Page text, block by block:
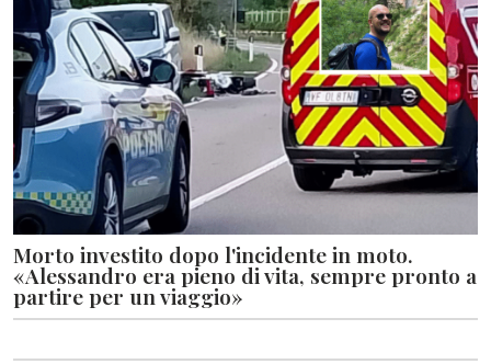
Morto investito dopo l'incidente in moto.
«Alessandro era pieno di vita, sempre pronto a
partire per un viaggio»